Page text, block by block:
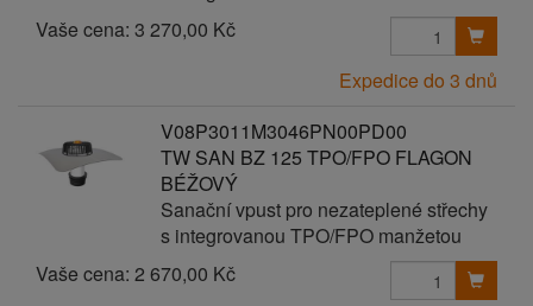
Vaše cena: 3 270,00 Kč
Expedice do 3 dnů
V08P3011M3046PN00PD00
TW SAN BZ 125 TPO/FPO FLAGON
BÉŽOVÝ
Sanační vpust pro nezateplené střechy
s integrovanou TPO/FPO manžetou
Vaše cena: 2 670,00 Kč